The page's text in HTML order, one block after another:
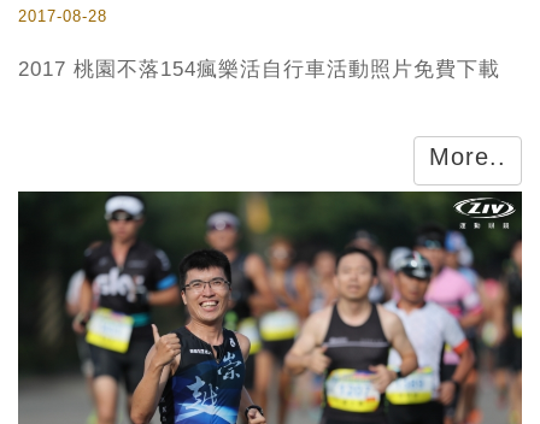
2017-08-28
2017 桃園不落154瘋樂活自行車活動照片免費下載
More..